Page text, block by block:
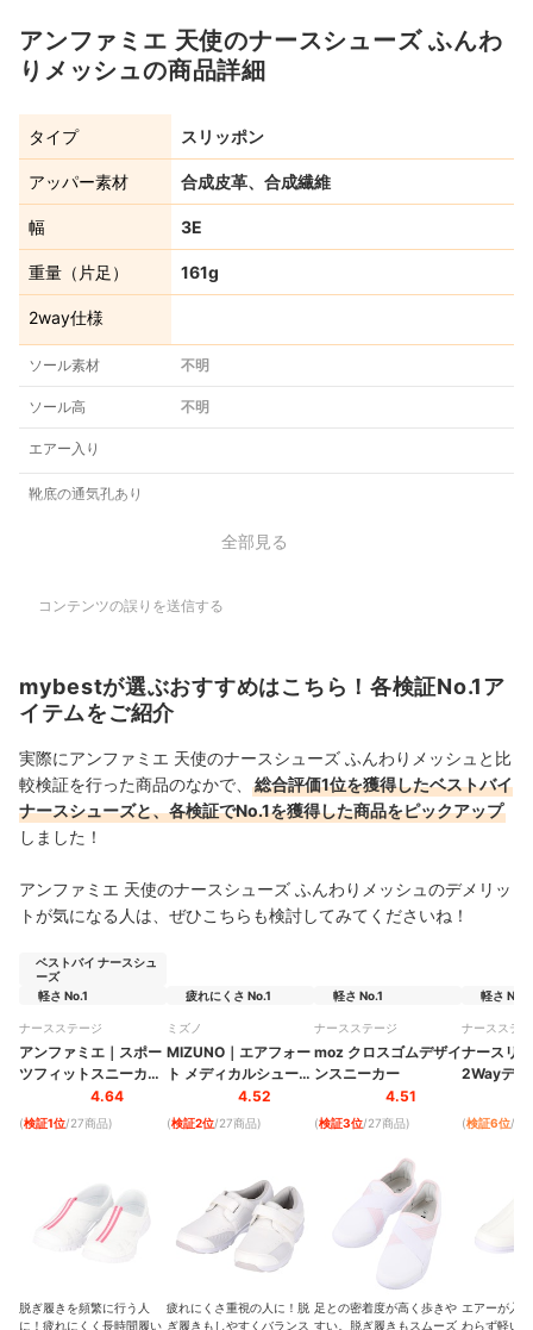
アンファミエ 天使のナースシューズ ふんわ
りメッシュの商品詳細
タイプ スリッポン
アッパー素材 合成皮革、合成繊維
幅 3E
重量（片足） 161g
2way仕様
ソール素材 不明
ソール高 不明
エアー入り
靴底の通気孔あり
全部見る
コンテンツの誤りを送信する
mybestが選ぶおすすめはこちら！各検証No.1ア
イテムをご紹介
実際にアンファミエ 天使のナースシューズ ふんわりメッシュと比
較検証を行った商品のなかで、
総合評価1位を獲得したベストバイ
ナースシューズと、各検証でNo.1を獲得した商品をピックアップ
しました！
アンファミエ 天使のナースシューズ ふんわりメッシュのデメリッ
トが気になる人は、ぜひこちらも検討してみてくださいね！
ベストバイ ナースシュ
ーズ
軽さ No.1
ナースステージ
アンファミエ ｜ スポー
ツフィットスニーカー
2WAY Light4.64
(検証1位/27商品)
脱ぎ履きを頻繁に行う人
に！疲れにくく長時間履い
疲れにくさ No.1
ミズノ
MIZUNO ｜ エアフォー
ト メディカルシューズ
F1GB18004.52
(検証2位/27商品)
疲れにくさ重視の人に！脱
ぎ履きもしやすくバランス
軽さ No.1
ナースステージ
moz クロスゴムデザイ
ンスニーカー
4.51
(検証3位/27商品)
足との密着度が高く歩きや
すい。脱ぎ履きもスムーズ
軽さ No.1
ナースステ
ナースリ
2Wayデイ
(検証6位/27
エアーが入
わらず軽い